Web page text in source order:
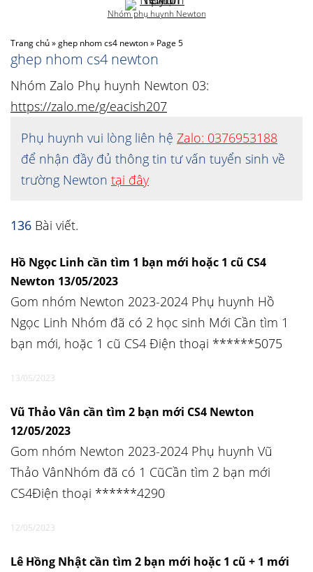
Trang chủ»ghep nhom cs4 newton» Page 5
ghep nhom cs4 newton
Nhóm Zalo Phụ huynh Newton 03:
https://zalo.me/g/eacish207
Phụ huynh vui lòng liên hệ Zalo: 0376953188
để nhận đầy đủ thông tin tư vấn tuyển sinh về
trường Newton tại đây
136 Bài viết.
Hồ Ngọc Linh cần tìm 1 bạn mới hoặc 1 cũ CS4
Newton 13/05/2023
Gom nhóm Newton 2023-2024 Phụ huynh Hồ
Ngọc Linh Nhóm đã có 2 học sinh Mới Cần tìm 1
bạn mới, hoặc 1 cũ CS4 Điện thoại ******5075
13/05/2023
Vũ Thảo Vân cần tìm 2 bạn mới CS4 Newton
12/05/2023
Gom nhóm Newton 2023-2024 Phụ huynh Vũ
Thảo VânNhóm đã có 1 CũCần tìm 2 bạn mới
CS4Điện thoại ******4290
12/05/2023
Lê Hồng Nhật cần tìm 2 bạn mới hoặc 1 cũ + 1 mới
Nhóm phụ huynh Newton